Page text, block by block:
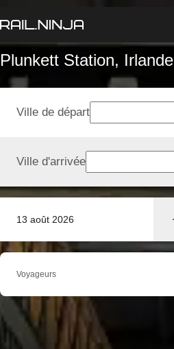
Plunkett Station, Irlande
13 août 2026
Ville de départ
Ville d'arrivée
Voyageurs